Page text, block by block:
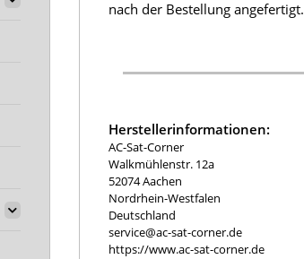
nach der Bestellung angefertigt.
Herstellerinformationen:
AC-Sat-Corner
Walkmühlenstr. 12a
52074 Aachen
Nordrhein-Westfalen
Deutschland
service@ac-sat-corner.de
https://www.ac-sat-corner.de